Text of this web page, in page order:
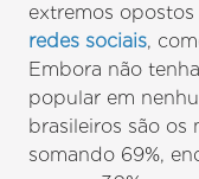
extremos
redes sociais,
Embora não
popular em
brasileiros são os
somando 69%,